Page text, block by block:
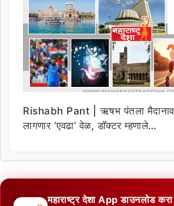
Rishabh Pant | ऋषभ पंतला मैदानावर
लागणार ‘एवढा’ वेळ, डॉक्टर म्हणाले…
महाराष्ट्र देशा App डाउनलोड करा